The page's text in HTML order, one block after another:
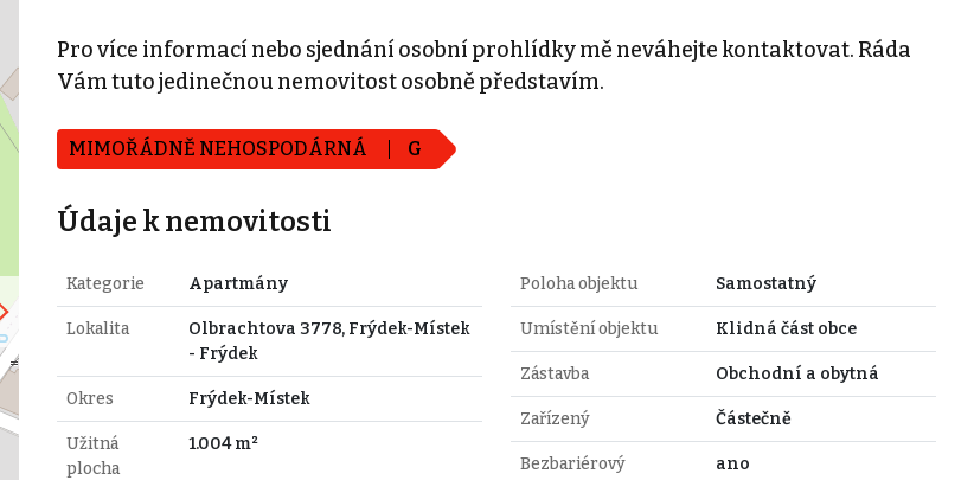
Pro více informací nebo sjednání osobní prohlídky mě neváhejte kontaktovat. Ráda
Vám tuto jedinečnou nemovitost osobně představím.
MIMOŘÁDNĚ NEHOSPODÁRNÁ G
Údaje k nemovitosti
Kategorie Apartmány
Lokalita
Olbrachtova 3778, Frýdek-Místek
- Frýdek
Okres Frýdek-Místek
Užitná
plocha
1.004 m²
Poloha objektu Samostatný
Umístění objektu Klidná část obce
Zástavba Obchodní a obytná
Zařízený Částečně
Bezbariérový ano